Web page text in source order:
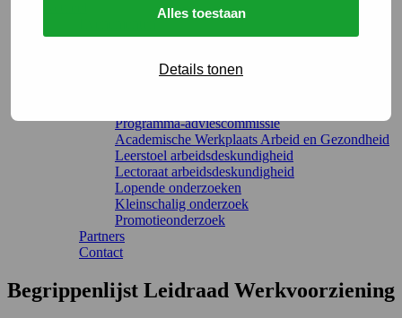
Alles toestaan
Details tonen
Over ons
Programma-adviescommissie
Academische Werkplaats Arbeid en Gezondheid
Leerstoel arbeidsdeskundigheid
Lectoraat arbeidsdeskundigheid
Lopende onderzoeken
Kleinschalig onderzoek
Promotieonderzoek
Partners
Contact
Begrippenlijst Leidraad Werkvoorziening